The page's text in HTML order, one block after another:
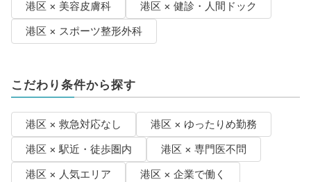
港区 × 美容皮膚科
港区 × 健診・人間ドック
港区 × スポーツ整形外科
こだわり条件から探す
港区 × 救急対応なし
港区 × ゆったりめ勤務
港区 × 駅近・徒歩圏内
港区 × 専門医不問
港区 × 人気エリア
港区 × 企業で働く